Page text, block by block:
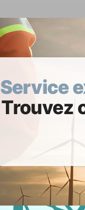
Service
Trouvez